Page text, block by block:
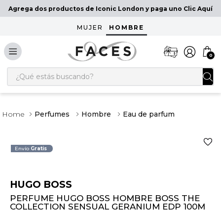
Agrega dos productos de Iconic London y paga uno Clic Aquí
MUJER HOMBRE
0
¿Qué estás buscando?
Perfumes Hombre Eau de parfum
Envío Gratis
HUGO BOSS
PERFUME HUGO BOSS HOMBRE BOSS THE
COLLECTION SENSUAL GERANIUM EDP 100M